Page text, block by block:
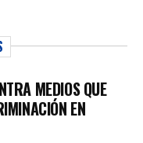
MEDIOS QUE
EN